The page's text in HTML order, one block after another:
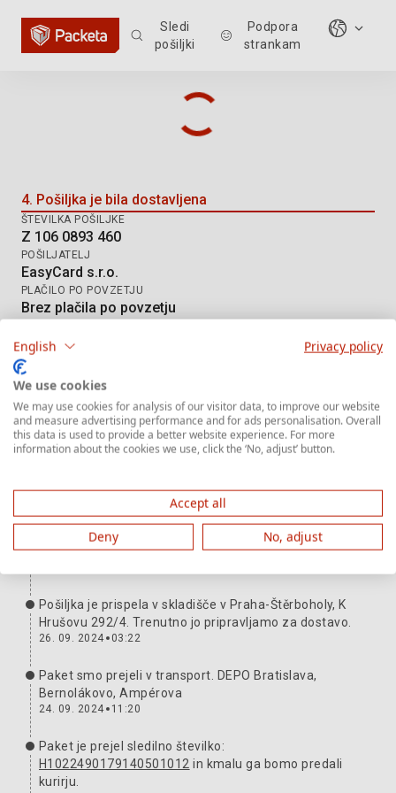
Sledi
pošiljki
Podpora
strankam
Sledenje pošiljki: Z 106 0893 460
4. Pošiljka je bila dostavljena
ŠTEVILKA POŠILJKE
Z 106 0893 460
POŠILJATELJ
EasyCard s.r.o.
PLAČILO PO POVZETJU
Brez plačila po povzetju
DE Hermes HD
Pot pošiljke Več informacij
Pakete smo predali prevozniku. Številka za sledenje:
H1022490179140501012
Pošiljka je prispela v skladišče v Praha-Štěrboholy, K
Hrušovu 292/4. Trenutno jo pripravljamo za dostavo.
26. 09. 2024 03:22
Paket smo prejeli v transport. DEPO Bratislava,
Bernolákovo, Ampérova
24. 09. 2024 11:20
Paket je prejel sledilno številko:
H1022490179140501012 in kmalu ga bomo predali
kurirju.
English Privacy policy
We use cookies
We may use cookies for analysis of our visitor data, to improve our website
and measure advertising performance and for ads personalisation. Overall
this data is used to provide a better website experience. For more
information about the cookies we use, click the ‘No, adjust’ button.
Accept all
Deny
No, adjust